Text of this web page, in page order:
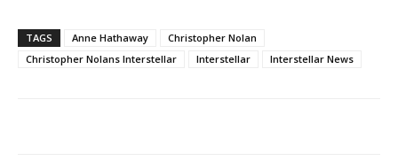
TAGS Anne Hathaway
Christopher Nolan
Christopher Nolans Interstellar
Interstellar Interstellar News